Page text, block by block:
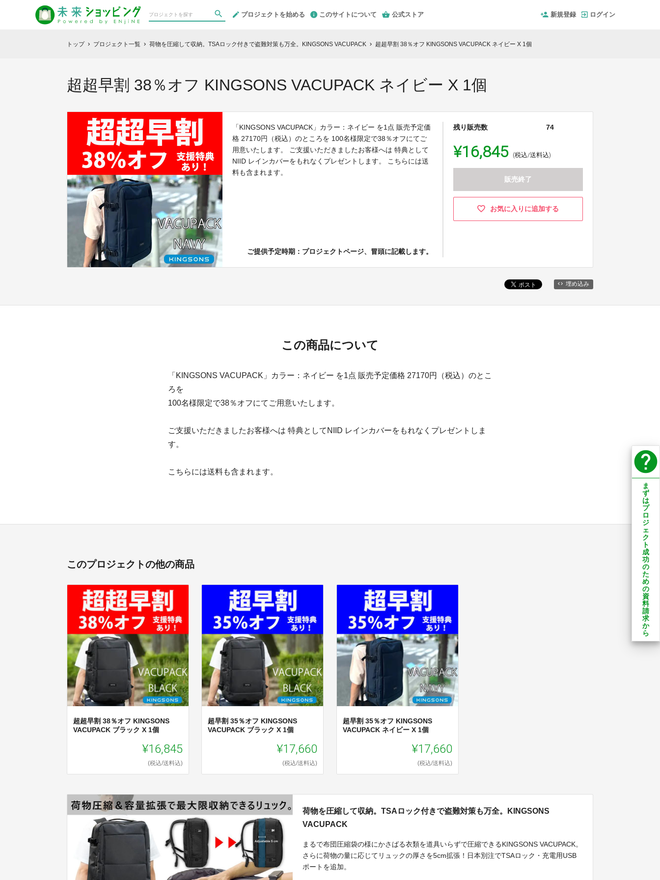
プロジェクトを始める このサイトについて 公式ストア 新規登録 ログイン
トップ chevron_right プロジェクト一覧 chevron_right 荷物を圧縮して収納。TSAロック付きで盗難対策も万全。KINGSONS VACUPACK chevron_right 超超早割 38％オフ KINGSONS VACUPACK ネイビー X 1個
超超早割 38％オフ KINGSONS VACUPACK ネイビー X 1個
「KINGSONS VACUPACK」カラー：ネイビー を1点 販売予定価
格 27170円（税込）のところを 100名様限定で38％オフにてご
用意いたします。 ご支援いただきましたお客様へは 特典として
NIID レインカバーをもれなくプレゼントします。 こちらには送
料も含まれます。
ご提供予定時期：プロジェクトページ、冒頭に記載します。
残り販売数 74
¥16,845 (税込/送料込)
販売終了
お気に入りに追加する
埋め込み
この商品について
「KINGSONS VACUPACK」カラー：ネイビー を1点 販売予定価格 27170円（税込）のとこ
ろを
100名様限定で38％オフにてご用意いたします。
ご支援いただきましたお客様へは 特典としてNIID レインカバーをもれなくプレゼントしま
す。
こちらには送料も含まれます。
このプロジェクトの他の商品
超超早割 38％オフ KINGSONS
VACUPACK ブラック X 1個
¥16,845
(税込/送料込)
超早割 35％オフ KINGSONS
VACUPACK ブラック X 1個
¥17,660
(税込/送料込)
超早割 35％オフ KINGSONS
VACUPACK ネイビー X 1個
¥17,660
(税込/送料込)
荷物を圧縮して収納。TSAロック付きで盗難対策も万全。KINGSONS
VACUPACK
まるで布団圧縮袋の様にかさばる衣類を道具いらずで圧縮できるKINGSONS VACUPACK。
さらに荷物の量に応じてリュックの厚さを5cm拡張！日本別注でTSAロック・充電用USB
ポートを追加。
help
ま
ず
は
プ
ロ
ジ
ェ
ク
ト
成
功
の
た
め
の
資
料
請
求
か
ら